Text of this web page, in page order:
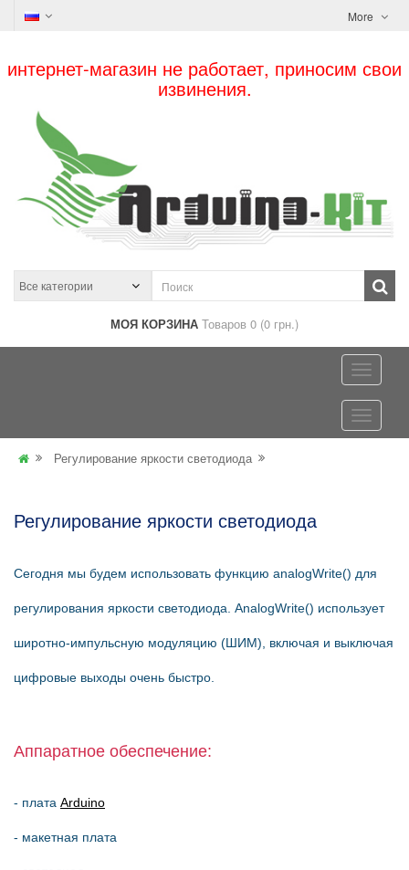
More
интернет-магазин не работает, приносим свои
извинения.
МОЯ КОРЗИНА Товаров 0 (0 грн.)
Регулирование яркости светодиода
Регулирование яркости светодиода
Сегодня мы будем использовать функцию analogWrite() для
регулирования яркости светодиода. АnalogWrite() использует
широтно-импульсную модуляцию (ШИМ), включая и выключая
цифровые выходы очень быстро.
Аппаратное обеспечение:
- плата Arduino
- макетная плата